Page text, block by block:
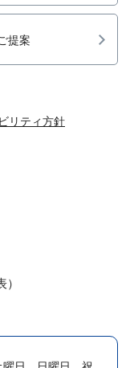
提案
リティ方針